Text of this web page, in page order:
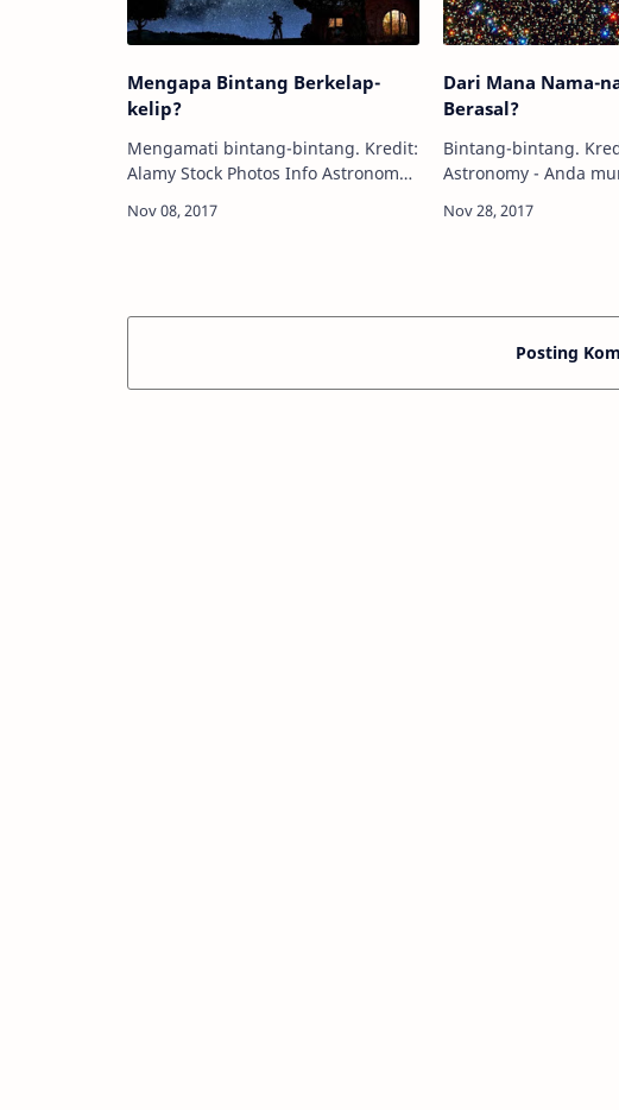
Mengapa Bintang Berkelap-
kelip?
Mengamati bintang-bintang. Kredit:
Alamy Stock Photos Info Astronomy -
bintang bisa Anda amati di langit.
Dari Mana Nama-
Berasal?
Bintang-bintang. Kredit:
Astronomy - Anda
Aldebaran,
Posting